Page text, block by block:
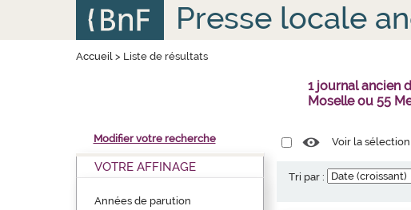
Presse locale
Accueil> Liste de résultats
1 journal ancien
Moselle ou 55
Modifier votre recherche
VOTRE AFFINAGE
Années de parution
Voir la
Tri par :
Panneau de gestion des cookies